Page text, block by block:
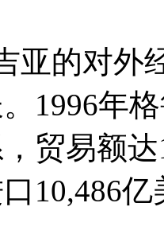
亚的对外
1996年
贸易额
10,486